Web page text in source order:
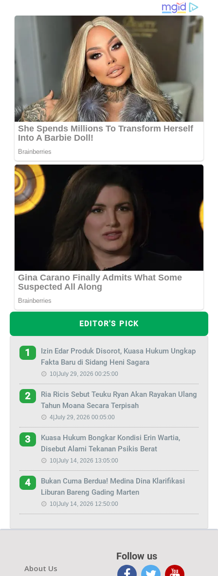
EDITOR'S PICK
1
Izin Edar Produk Disorot, Kuasa Hukum Ungkap
Fakta Baru di Sidang Heni Sagara
10|July 29, 2026 00:25:00
2
Ria Ricis Sebut Teuku Ryan Akan Rayakan Ulang
Tahun Moana Secara Terpisah
4|July 29, 2026 00:05:00
3
Kuasa Hukum Bongkar Kondisi Erin Wartia,
Disebut Alami Tekanan Psikis Berat
10|July 14, 2026 13:05:00
4
Bukan Cuma Berdua! Medina Dina Klarifikasi
Liburan Bareng Gading Marten
10|July 14, 2026 12:50:00
About Us
Follow us